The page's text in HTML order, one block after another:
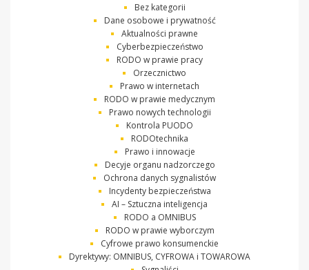
Bez kategorii
Dane osobowe i prywatność
Aktualności prawne
Cyberbezpieczeństwo
RODO w prawie pracy
Orzecznictwo
Prawo w internetach
RODO w prawie medycznym
Prawo nowych technologii
Kontrola PUODO
RODOtechnika
Prawo i innowacje
Decyje organu nadzorczego
Ochrona danych sygnalistów
Incydenty bezpieczeństwa
AI – Sztuczna inteligencja
RODO a OMNIBUS
RODO w prawie wyborczym
Cyfrowe prawo konsumenckie
Dyrektywy: OMNIBUS, CYFROWA i TOWAROWA